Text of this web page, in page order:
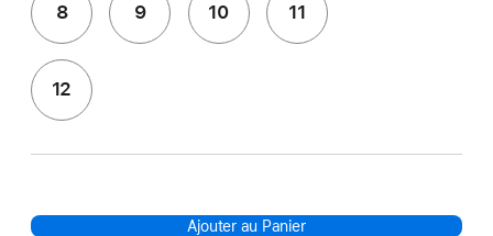
8 9 10 11
12
Ajouter au Panier